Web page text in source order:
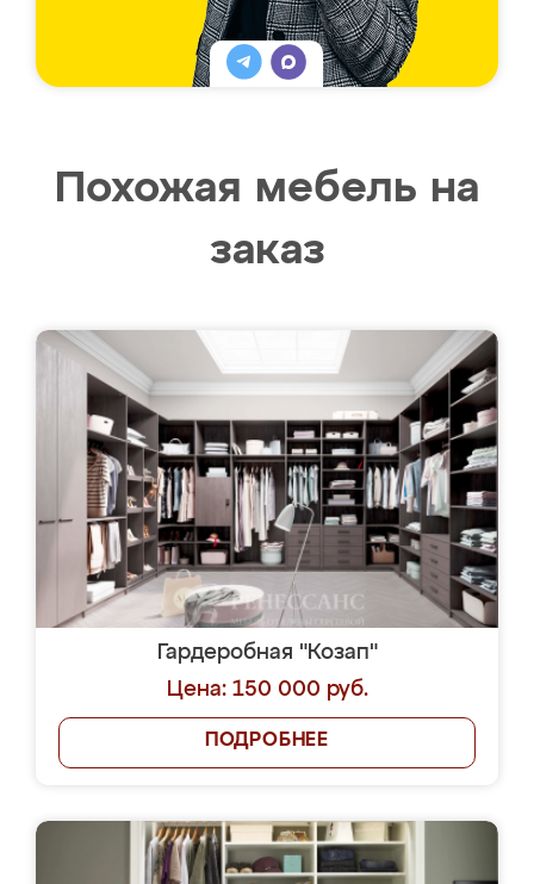
Похожая мебель на
заказ
Гардеробная "Козап"
Цена: 150 000 руб.
ПОДРОБНЕЕ